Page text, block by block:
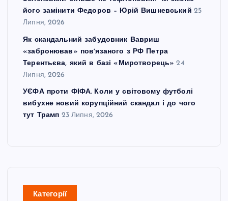
його замінити Федоров – Юрій Вишневський 25
Липня, 2026
Як скандальний забудовник Вавриш
«забронював» повʼязаного з РФ Петра
Терентьєва, який в базі «Миротворець» 24
Липня, 2026
УЄФА проти ФІФА. Коли у світовому футболі
вибухне новий корупційний скандал і до чого
тут Трамп 23 Липня, 2026
Категорії